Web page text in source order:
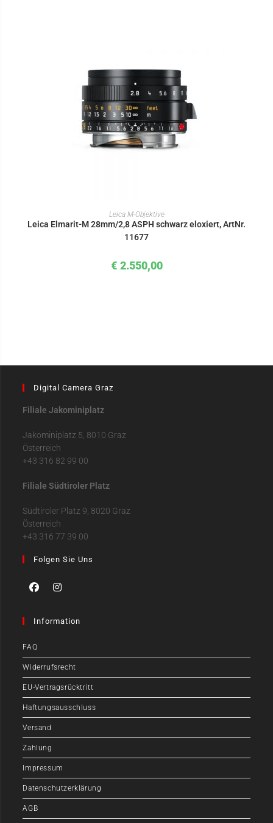
IN DEN WARENKORB
Leica M-Objektive
Leica Elmarit-M 28mm/2,8 ASPH schwarz eloxiert, ArtNr.
11677
€ 2.550,00
Digital Camera Graz
Filiale Jakominiplatz
Jakominiplatz 5, 8010 Graz
Österreich
+43 316 82 99 00
Filiale Südtiroler Platz
Südtiroler Platz 9, 8020 Graz
Österreich
+43 316 77 39 00
Folgen Sie Uns
Information
FAQ
Widerrufsrecht
EU-Vertragsrücktritt
Haftungsausschluss
Versand
Zahlung
Impressum
Datenschutzerklärung
AGB